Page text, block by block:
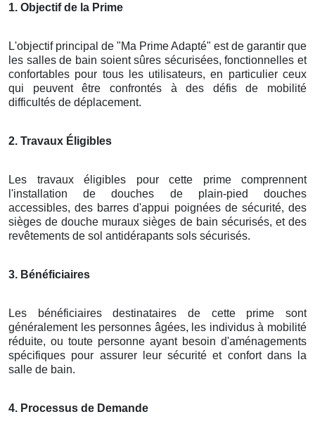
1. Objectif de la Prime
L'objectif principal de "Ma Prime Adapté" est de garantir que
les salles de bain soient sûres sécurisées, fonctionnelles et
confortables pour tous les utilisateurs, en particulier ceux
qui peuvent être confrontés à des défis de mobilité
difficultés de déplacement.
2. Travaux Éligibles
Les travaux éligibles pour cette prime comprennent
l'installation de douches de plain-pied douches
accessibles, des barres d'appui poignées de sécurité, des
sièges de douche muraux sièges de bain sécurisés, et des
revêtements de sol antidérapants sols sécurisés.
3. Bénéficiaires
Les bénéficiaires destinataires de cette prime sont
généralement les personnes âgées, les individus à mobilité
réduite, ou toute personne ayant besoin d'aménagements
spécifiques pour assurer leur sécurité et confort dans la
salle de bain.
4. Processus de Demande